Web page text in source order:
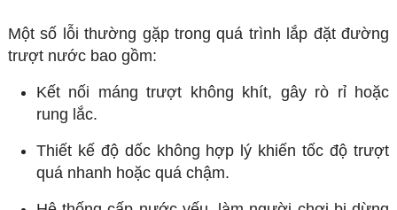
Một số lỗi thường gặp trong quá trình lắp đặt đường
trượt nước bao gồm:
Kết nối máng trượt không khít, gây rò rỉ hoặc
rung lắc.
Thiết kế độ dốc không hợp lý khiến tốc độ trượt
quá nhanh hoặc quá chậm.